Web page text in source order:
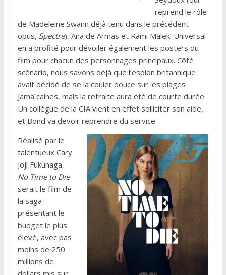
reprend le rôle
de Madeleine Swann déjà tenu dans le précédent
opus, Spectre), Ana de Armas et Rami Malek. Universal
en a profité pour dévoiler également les posters du
film pour chacun des personnages principaux. Côté
scénario, nous savons déjà que l’espion britannique
avait décidé de se la couler douce sur les plages
Jamaïcaines, mais la retraite aura été de courte durée.
Un collègue de la CIA vient en effet solliciter son aide,
et Bond va devoir reprendre du service.
Réalisé par le
talentueux Cary
Joji Fukunaga,
No Time to Die
serait le film de
la saga
présentant le
budget le plus
élevé, avec pas
moins de 250
millions de